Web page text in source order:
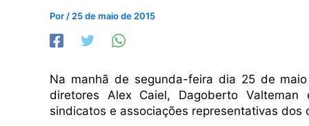
Por / 25 de maio de 2015
Na manhã de segunda-feira dia 25 de
diretores Alex Caiel, Dagoberto
sindicatos e associações representativas